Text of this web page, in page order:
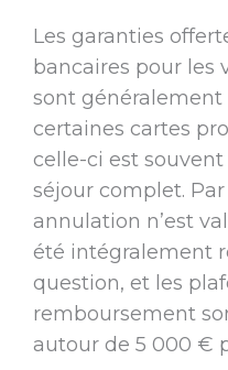
Les garanties
bancaires pour les
sont
certaines cartes
celle-ci est
séjour complet. Par
annulation n’est
été intégralement
question, et les
remboursement
autour de 5 000 €